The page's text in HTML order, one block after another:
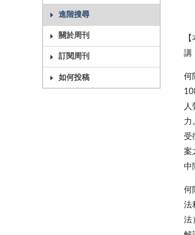
進階搜尋
關於周刊
訂閱周刊
如何投稿
講
何
力
受
案
中
何
法
法